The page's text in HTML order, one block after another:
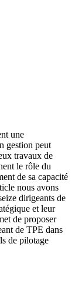
une
gestion peut
travaux de
le rôle du
de sa capacité
nous avons
dirigeants de
et leur
de proposer
de TPE dans
de pilotage